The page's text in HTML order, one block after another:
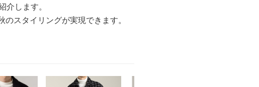
します。
スタイリングが実現できます。